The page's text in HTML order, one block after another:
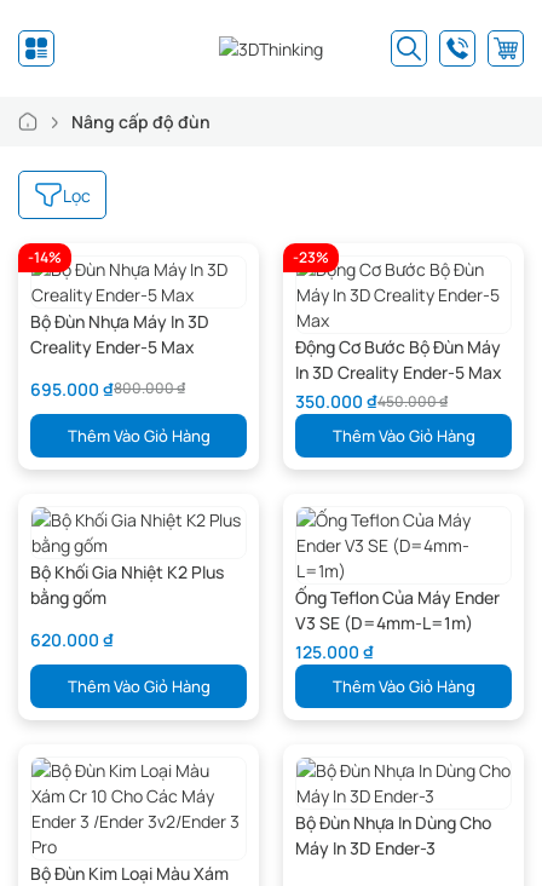
Nâng cấp độ đùn
Lọc
-14%
Bộ Đùn Nhựa Máy In 3D
Creality Ender-5 Max
800.000₫
695.000 ₫
Thêm Vào Giỏ Hàng
-23%
Động Cơ Bước Bộ Đùn Máy
In 3D Creality Ender-5 Max
450.000₫
350.000 ₫
Thêm Vào Giỏ Hàng
Bộ Khối Gia Nhiệt K2 Plus
bằng gốm
620.000 ₫
Thêm Vào Giỏ Hàng
Ống Teflon Của Máy Ender
V3 SE (D=4mm-L=1m)
125.000 ₫
Thêm Vào Giỏ Hàng
Bộ Đùn Kim Loại Màu Xám
Bộ Đùn Nhựa In Dùng Cho
Máy In 3D Ender-3